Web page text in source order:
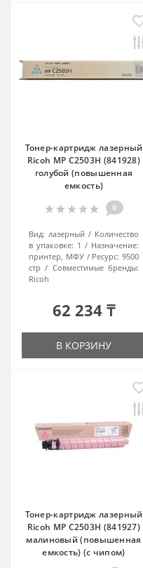
Тонер-картридж лазерный
Ricoh MP C2503H (841928)
голубой (повышенная
емкость)
0
Вид: лазерный
Количество
в упаковке: 1
Назначение:
принтер, МФУ
Ресурс: 9500
стр
Совместимые бренды:
Ricoh
62 234 ₸
В КОРЗИНУ
Тонер-картридж лазерный
Ricoh MP C2503H (841927)
малиновый (повышенная
емкость) (с чипом)